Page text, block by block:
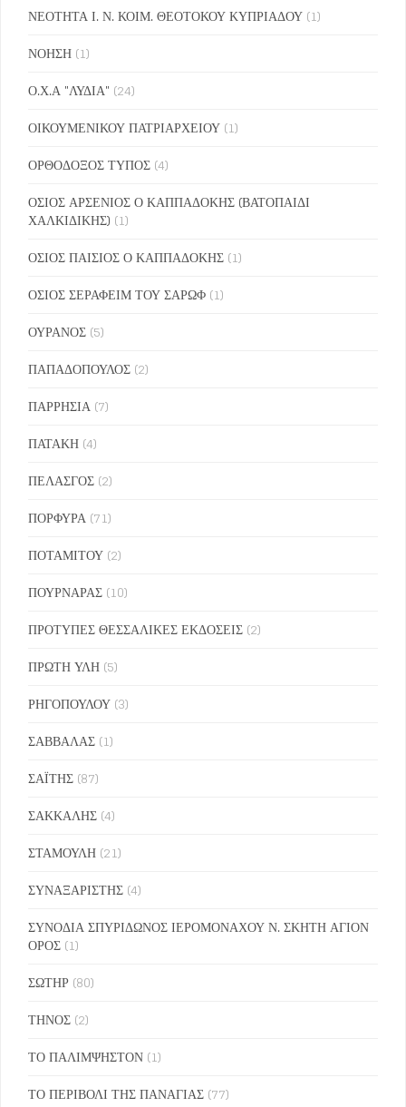
ΝΕΟΤΗΤΑ Ι. Ν. ΚΟΙΜ. ΘΕΟΤΟΚΟΥ ΚΥΠΡΙΑΔΟΥ (1)
ΝΟΗΣΗ (1)
Ο.Χ.Α "ΛΥΔΙΑ" (24)
ΟΙΚΟΥΜΕΝΙΚΟΥ ΠΑΤΡΙΑΡΧΕΙΟΥ (1)
ΟΡΘΟΔΟΞΟΣ ΤΥΠΟΣ (4)
ΟΣΙΟΣ ΑΡΣΕΝΙΟΣ Ο ΚΑΠΠΑΔΟΚΗΣ (ΒΑΤΟΠΑΙΔΙ
ΧΑΛΚΙΔΙΚΗΣ) (1)
ΟΣΙΟΣ ΠΑΙΣΙΟΣ Ο ΚΑΠΠΑΔΟΚΗΣ (1)
ΟΣΙΟΣ ΣΕΡΑΦΕΙΜ ΤΟΥ ΣΑΡΩΦ (1)
ΟΥΡΑΝΟΣ (5)
ΠΑΠΑΔΟΠΟΥΛΟΣ (2)
ΠΑΡΡΗΣΙΑ (7)
ΠΑΤΑΚΗ (4)
ΠΕΛΑΣΓΟΣ (2)
ΠΟΡΦΥΡΑ (71)
ΠΟΤΑΜΙΤΟΥ (2)
ΠΟΥΡΝΑΡΑΣ (10)
ΠΡΟΤΥΠΕΣ ΘΕΣΣΑΛΙΚΕΣ ΕΚΔΟΣΕΙΣ (2)
ΠΡΩΤΗ ΥΛΗ (5)
ΡΗΓΟΠΟΥΛΟΥ (3)
ΣΑΒΒΑΛΑΣ (1)
ΣΑΪΤΗΣ (87)
ΣΑΚΚΑΛΗΣ (4)
ΣΤΑΜΟΥΛΗ (21)
ΣΥΝΑΞΑΡΙΣΤΗΣ (4)
ΣΥΝΟΔΙΑ ΣΠΥΡΙΔΩΝΟΣ ΙΕΡΟΜΟΝΑΧΟΥ Ν. ΣΚΗΤΗ ΑΓΙΟΝ
ΟΡΟΣ (1)
ΣΩΤΗΡ (80)
ΤΗΝΟΣ (2)
ΤΟ ΠΑΛΙΜΨΗΣΤΟΝ (1)
ΤΟ ΠΕΡΙΒΟΛΙ ΤΗΣ ΠΑΝΑΓΙΑΣ (77)